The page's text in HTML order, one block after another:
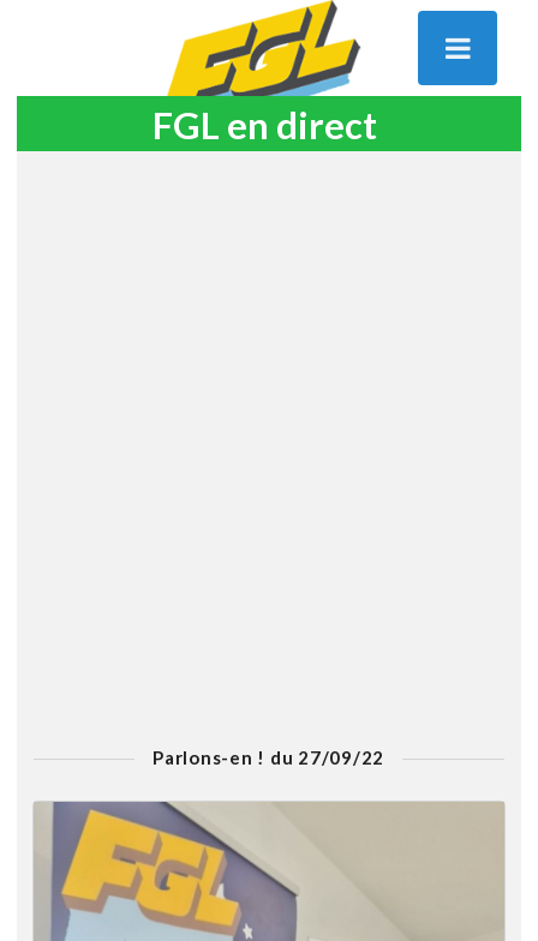
FGL en direct
Parlons-en ! du 27/09/22